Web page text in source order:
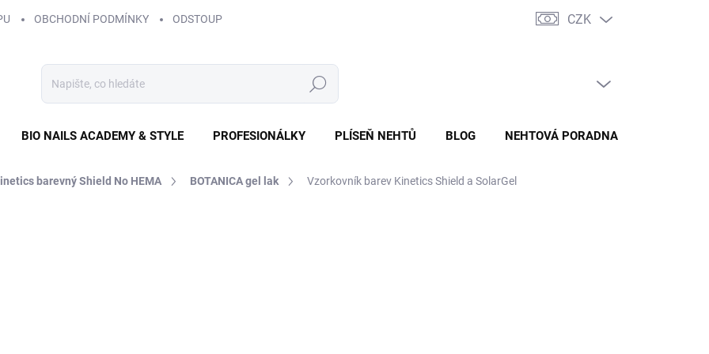
OBCHODNÍ PODMÍNKY ODSTOUPENÍ OD SMLOUVY ZÁSADY ZPRACOVÁNÍ A OCHRANY OSOBNÍCH ÚDAJŮ
CZK
Hledat
BIO NAILS ACADEMY & STYLE PROFESIONÁLKY PLÍSEŇ NEHTŮ BLOG NEHTOVÁ PORADNA
barevný Shield No HEMA BOTANICA gel lak Vzorkovník barev Kinetics Shield a SolarGel